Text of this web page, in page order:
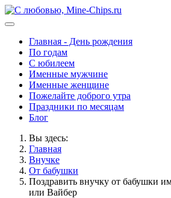
Главная - День рождения
По годам
С юбилеем
Именные мужчине
Именные женщине
Пожелайте доброго утра
Праздники по месяцам
Блог
Вы здесь:
Главная
Внучке
От бабушки
Поздравить внучку от бабушки
или Вайбер